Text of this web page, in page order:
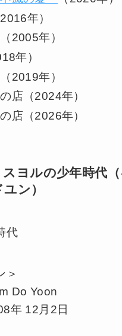
2016年）
2005年）
年）
2019年）
店（2024年）
店（2026年）
ヨルの少年時代
ン）
代
＞
Do Yoon
年 12月2日